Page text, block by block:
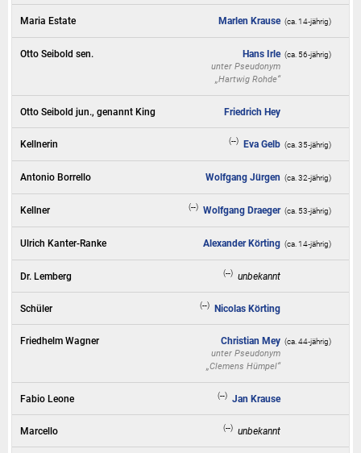
Maria Estate Marlen Krause (ca. 14‑jährig)
Otto Seibold sen. Hans Irle
unter Pseudonym
„Hartwig Rohde“
(ca. 56‑jährig)
Otto Seibold jun., genannt King Friedrich Hey
Kellnerin (--) Eva Gelb (ca. 35‑jährig)
Antonio Borrello Wolfgang Jürgen (ca. 32‑jährig)
Kellner (--) Wolfgang Draeger (ca. 53‑jährig)
Ulrich Kanter-Ranke Alexander Körting (ca. 14‑jährig)
Dr. Lemberg (--) unbekannt
Schüler (--) Nicolas Körting
Friedhelm Wagner Christian Mey
unter Pseudonym
„Clemens Hümpel“
(ca. 44‑jährig)
Fabio Leone (--) Jan Krause
Marcello (--) unbekannt